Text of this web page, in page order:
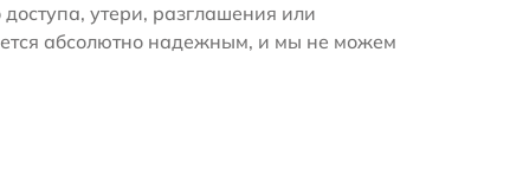
утери, разглашения или
абсолютно надежным, и мы не можем